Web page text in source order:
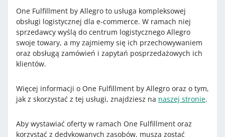
One Fulfillment by Allegro to usługa kompleksowej
obsługi logistycznej dla e-commerce. W ramach niej
sprzedawcy wyślą do centrum logistycznego Allegro
swoje towary, a my zajmiemy się ich przechowywaniem
oraz obsługą zamówień i zapytań posprzedażowych ich
klientów.
Więcej informacji o One Fulfillment by Allegro oraz o tym,
jak z skorzystać z tej usługi, znajdziesz na naszej stronie.
Aby wystawiać oferty w ramach One Fulfillment oraz
korzystać z dedykowanych zasobów, muszą zostać